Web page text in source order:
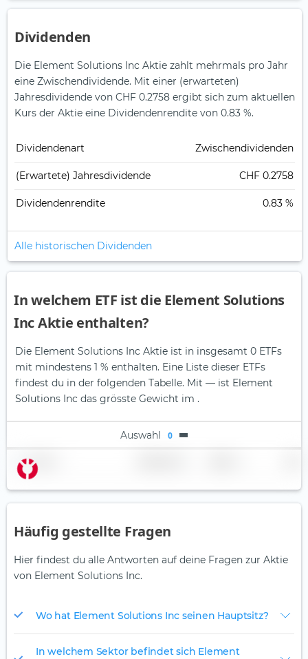
Dividenden
Die Element Solutions Inc Aktie zahlt mehrmals pro Jahr
eine Zwischendividende. Mit einer (erwarteten)
Jahresdividende von CHF 0.2758 ergibt sich zum aktuellen
Kurs der Aktie eine Dividendenrendite von 0.83 %.
Dividendenart Zwischendividenden
(Erwartete) Jahresdividende CHF 0.2758
Dividendenrendite 0.83 %
Alle historischen Dividenden
In welchem ETF ist die Element Solutions
Inc Aktie enthalten?
Die Element Solutions Inc Aktie ist in insgesamt 0 ETFs
mit mindestens 1 % enthalten. Eine Liste dieser ETFs
findest du in der folgenden Tabelle. Mit — ist Element
Solutions Inc das grösste Gewicht im .
Auswahl 0
Name
Häufig gestellte Fragen
Hier findest du alle Antworten auf deine Fragen zur Aktie
von Element Solutions Inc.
Wo hat Element Solutions Inc seinen Hauptsitz?
In welchem Sektor befindet sich Element